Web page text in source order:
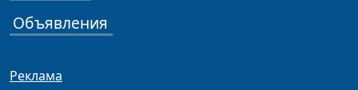
Объявления
Реклама